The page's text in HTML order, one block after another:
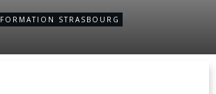
FORMATION STRASBOURG